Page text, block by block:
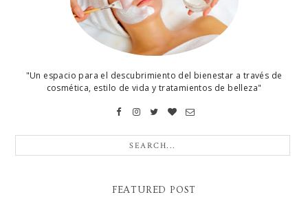
"Un espacio para el descubrimiento del bienestar a través de
cosmética, estilo de vida y tratamientos de belleza"
FEATURED POST